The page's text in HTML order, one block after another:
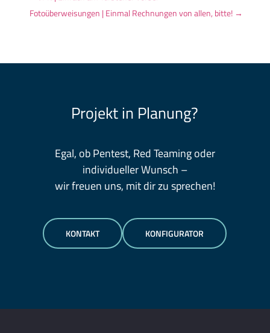
Fotoüberweisungen | Einmal Rechnungen von allen, bitte! →
Projekt in Planung?
Egal, ob Pentest, Red Teaming oder
individueller Wunsch –
wir freuen uns, mit dir zu sprechen!
KONTAKT KONFIGURATOR